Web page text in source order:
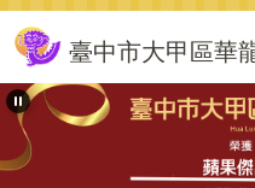
跳
到
主
要
內
容
區
臺中市大甲區華